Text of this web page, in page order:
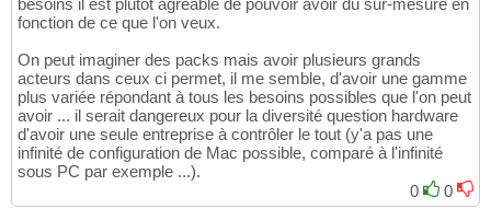
besoins il est plutôt agréable de pouvoir avoir du sur-mesure en
fonction de ce que l'on veux.
On peut imaginer des packs mais avoir plusieurs grands
acteurs dans ceux ci permet, il me semble, d'avoir une gamme
plus variée répondant à tous les besoins possibles que l'on peut
avoir ... il serait dangereux pour la diversité question hardware
d'avoir une seule entreprise à contrôler le tout (y'a pas une
infinité de configuration de Mac possible, comparé à l'infinité
sous PC par exemple ...).
0
0